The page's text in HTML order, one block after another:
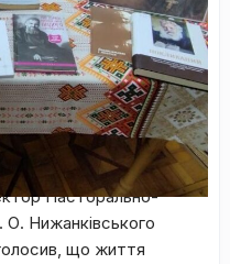
: Зустріч розпочалася
отця-декана
: ІсторикЗоряна
про зв’язки
краєм, розкриваючи
на Ходорівщині.
Пасторально-
О. Нижанківського
що життя